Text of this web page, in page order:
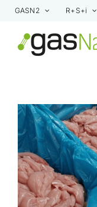
Skip
content
GASN2 R+S+i
View
Larger
Image